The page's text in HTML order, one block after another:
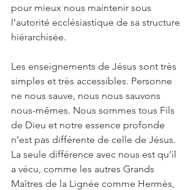
pour mieux nous maintenir sous
l’autorité ecclésiastique de sa structure
hiérarchisée.
Les enseignements de Jésus sont très
simples et très accessibles. Personne
ne nous sauve, nous nous sauvons
nous-mêmes. Nous sommes tous Fils
de Dieu et notre essence profonde
n’est pas différente de celle de Jésus.
La seule différence avec nous est qu’il
a vécu, comme les autres Grands
Maîtres de la Lignée comme Hermès,